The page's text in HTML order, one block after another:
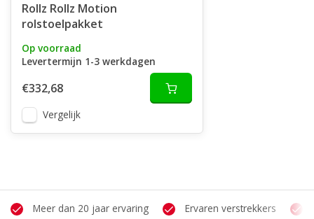
Rollz Rollz Motion
rolstoelpakket
Op voorraad
Levertermijn 1-3 werkdagen
€332,68
Vergelijk
Meer dan 20 jaar ervaring Ervaren verstrekkers